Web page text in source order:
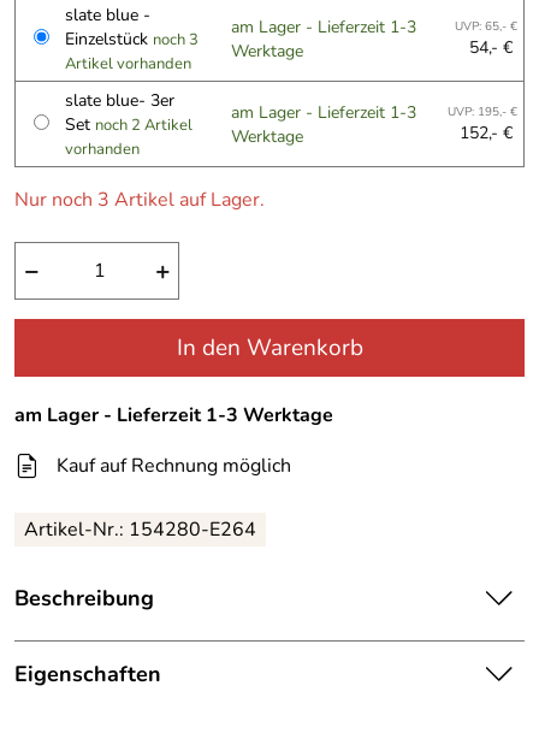
slate blue -
Einzelstück noch 3
Artikel vorhanden
am Lager - Lieferzeit 1-3
Werktage
UVP: 65,- €
54,- €
slate blue- 3er
Set noch 2 Artikel
vorhanden
am Lager - Lieferzeit 1-3
Werktage
UVP: 195,- €
152,- €
Nur noch 3 Artikel auf Lager.
− +
In den Warenkorb
am Lager - Lieferzeit 1-3 Werktage
Kauf auf Rechnung möglich
Artikel-Nr.: 154280-E264
Beschreibung
Gregory Alpaca Camp Box 50 ltr.
Eigenschaften